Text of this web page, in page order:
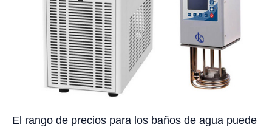
El rango de precios para los baños de agua puede